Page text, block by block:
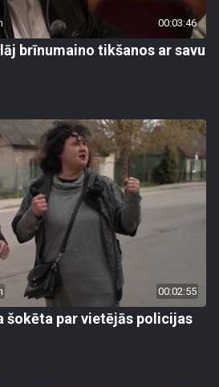
00:03:46
brīnumaino tikšanos ar savu
00:02:55
šokēta par vietējās policijas